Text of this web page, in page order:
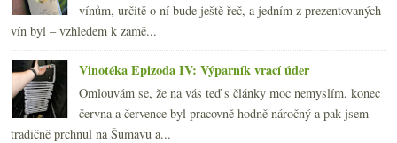
vínům, určitě o ní bude ještě řeč, a jedním z prezentovaných
vín byl – vzhledem k zamě...
Vinotéka Epizoda IV: Výparník vrací úder
Omlouvám se, že na vás teď s články moc nemyslím, konec
června a července byl pracovně hodně náročný a pak jsem
tradičně prchnul na Šumavu a...